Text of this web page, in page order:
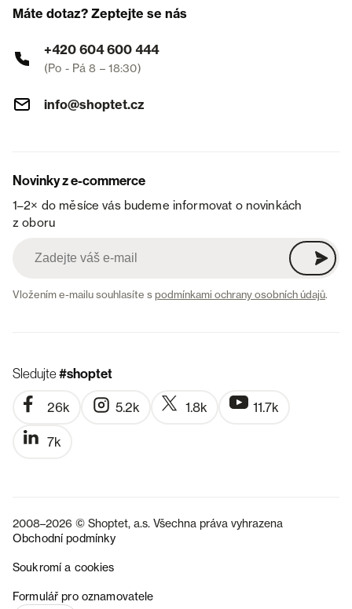
Máte dotaz? Zeptejte se nás
+420 604 600 444
(Po - Pá 8 – 18:30)
info@shoptet.cz
Novinky z e-commerce
1–2× do měsíce vás budeme informovat o novinkách
z oboru
Vložením e-mailu souhlasíte spodmínkami ochrany osobních údajů.
Sledujte#shoptet
26k 5.2k 1.8k 11.7k
7k
2008–2026 © Shoptet, a.s. Všechna práva vyhrazena
Obchodní podmínky
Soukromí a cookies
Formulář pro oznamovatele